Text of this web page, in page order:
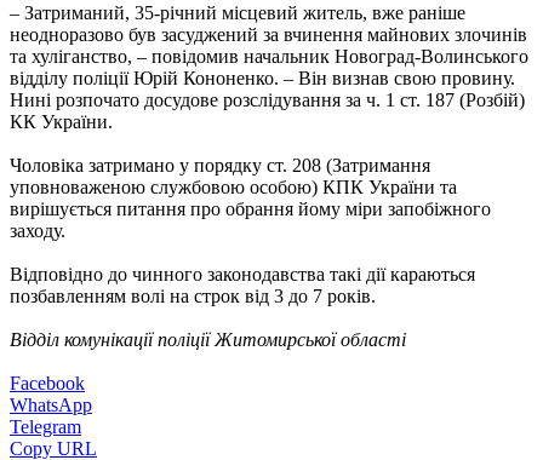
– Затриманий, 35-річний місцевий житель, вже раніше
неодноразово був засуджений за вчинення майнових злочинів
та хуліганство, – повідомив начальник Новоград-Волинського
відділу поліції Юрій Кононенко. – Він визнав свою провину.
Нині розпочато досудове розслідування за ч. 1 ст. 187 (Розбій)
КК України.
Чоловіка затримано у порядку ст. 208 (Затримання
уповноваженою службовою особою) КПК України та
вирішується питання про обрання йому міри запобіжного
заходу.
Відповідно до чинного законодавства такі дії караються
позбавленням волі на строк від 3 до 7 років.
Відділ комунікації поліції Житомирської області
Facebook
WhatsApp
Telegram
Copy URL